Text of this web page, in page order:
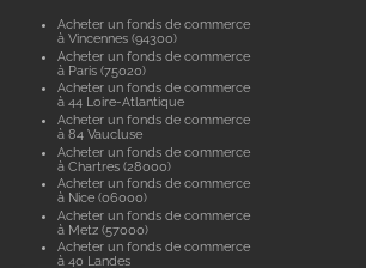
Acheter un fonds de commerce
à Vincennes (94300)
Acheter un fonds de commerce
à Paris (75020)
Acheter un fonds de commerce
à 44 Loire-Atlantique
Acheter un fonds de commerce
à 84 Vaucluse
Acheter un fonds de commerce
à Chartres (28000)
Acheter un fonds de commerce
à Nice (06000)
Acheter un fonds de commerce
à Metz (57000)
Acheter un fonds de commerce
à 40 Landes